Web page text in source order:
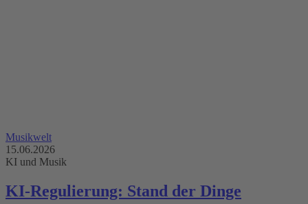
Musikwelt
15.06.2026
KI und Musik
KI-Regulierung: Stand der Dinge